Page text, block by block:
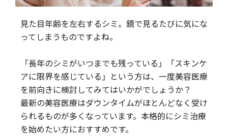
見た目年齢を左右するシミ。鏡で見るたびに気にな
ってしまうものですよね。
「長年のシミがいつまでも残っている」「スキンケ
アに限界を感じている」という方は、一度美容医療
を前向きに検討してみてはいかがでしょうか？
最新の美容医療はダウンタイムがほとんどなく受け
られるものが多くなっています。本格的にシミ治療
を始めたい方におすすめです。